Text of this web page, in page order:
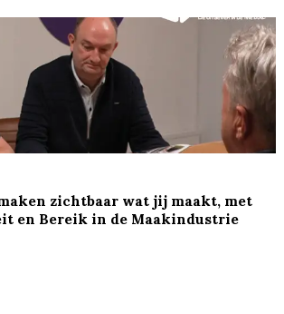
zichtbaar wat jij maakt, met
en Bereik in de Maakindustrie